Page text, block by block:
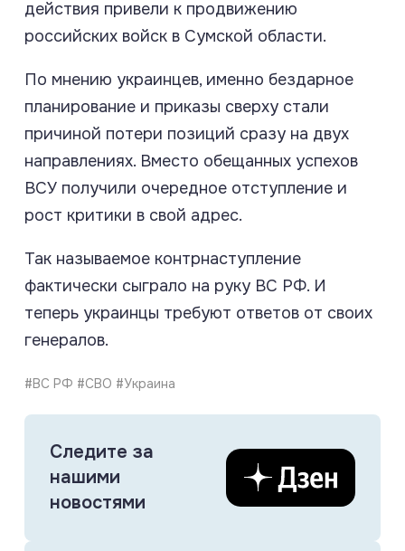
действия привели к продвижению
российских войск в Сумской области.
По мнению украинцев, именно бездарное
планирование и приказы сверху стали
причиной потери позиций сразу на двух
направлениях. Вместо обещанных успехов
ВСУ получили очередное отступление и
рост критики в свой адрес.
Так называемое контрнаступление
фактически сыграло на руку ВС РФ. И
теперь украинцы требуют ответов от своих
генералов.
#ВС РФ #СВО #Украина
Следите за
нашими
новостями